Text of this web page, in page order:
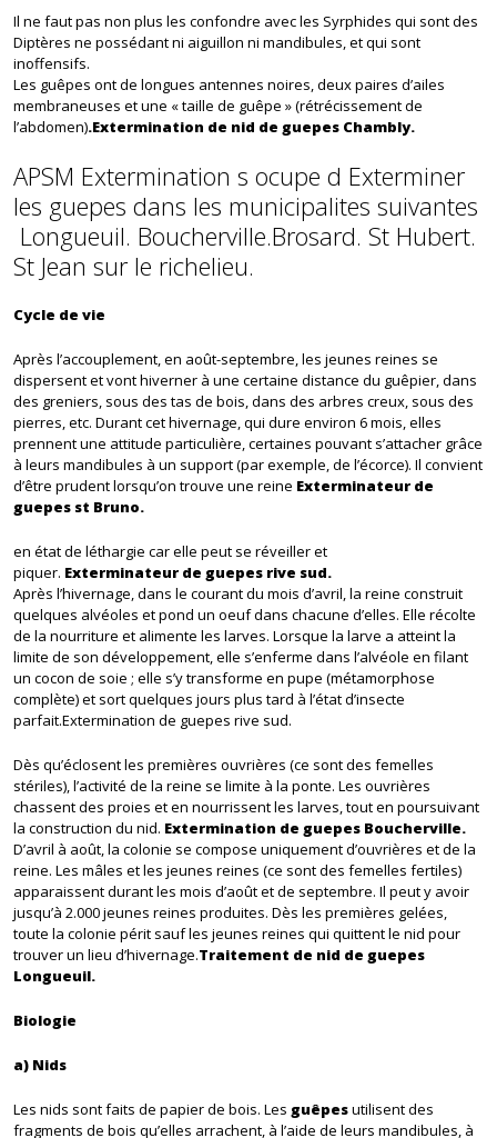
Il ne faut pas non plus les confondre avec les Syrphides qui sont des
Diptères ne possédant ni aiguillon ni mandibules, et qui sont
inoffensifs.
Les guêpes ont de longues antennes noires, deux paires d’ailes
membraneuses et une « taille de guêpe » (rétrécissement de
l’abdomen).Extermination de nid de guepes Chambly.
APSM Extermination s ocupe d Exterminer
les guepes dans les municipalites suivantes
Longueuil. Boucherville.Brosard. St Hubert.
St Jean sur le richelieu.
Cycle de vie
Après l’accouplement, en août-septembre, les jeunes reines se
dispersent et vont hiverner à une certaine distance du guêpier, dans
des greniers, sous des tas de bois, dans des arbres creux, sous des
pierres, etc. Durant cet hivernage, qui dure environ 6 mois, elles
prennent une attitude particulière, certaines pouvant s’attacher grâce
à leurs mandibules à un support (par exemple, de l’écorce). Il convient
d’être prudent lorsqu’on trouve une reine Exterminateur de
guepes st Bruno.
en état de léthargie car elle peut se réveiller et
piquer. Exterminateur de guepes rive sud.
Après l’hivernage, dans le courant du mois d’avril, la reine construit
quelques alvéoles et pond un oeuf dans chacune d’elles. Elle récolte
de la nourriture et alimente les larves. Lorsque la larve a atteint la
limite de son développement, elle s’enferme dans l’alvéole en filant
un cocon de soie ; elle s’y transforme en pupe (métamorphose
complète) et sort quelques jours plus tard à l’état d’insecte
parfait.Extermination de guepes rive sud.
Dès qu’éclosent les premières ouvrières (ce sont des femelles
stériles), l’activité de la reine se limite à la ponte. Les ouvrières
chassent des proies et en nourrissent les larves, tout en poursuivant
la construction du nid. Extermination de guepes Boucherville.
D’avril à août, la colonie se compose uniquement d’ouvrières et de la
reine. Les mâles et les jeunes reines (ce sont des femelles fertiles)
apparaissent durant les mois d’août et de septembre. Il peut y avoir
jusqu’à 2.000 jeunes reines produites. Dès les premières gelées,
toute la colonie périt sauf les jeunes reines qui quittent le nid pour
trouver un lieu d’hivernage.Traitement de nid de guepes
Longueuil.
Biologie
a) Nids
Les nids sont faits de papier de bois. Les guêpesutilisent des
fragments de bois qu’elles arrachent, à l’aide de leurs mandibules, à